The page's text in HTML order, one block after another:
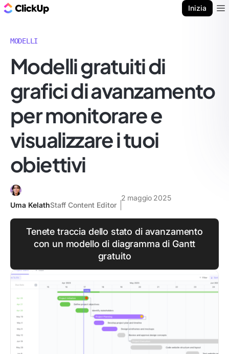
Inizia
MODELLI
Modelli gratuiti di
grafici di avanzamento
per monitorare e
visualizzare i tuoi
obiettivi
Uma KelathStaff Content Editor
2 maggio 2025
Tenete traccia dello stato di avanzamento
con un modello di diagramma di Gantt
gratuito